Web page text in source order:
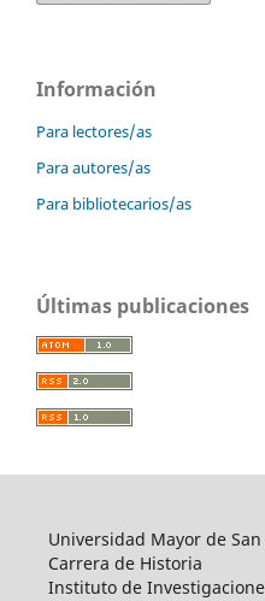
Información
Para lectores/as
Para autores/as
Para bibliotecarios/as
Últimas publicaciones
Universidad Mayor de
Carrera de Historia
Instituto de